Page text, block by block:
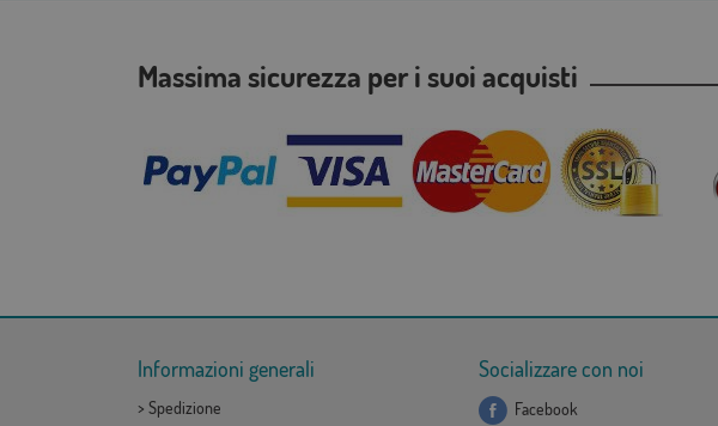
Massima sicurezza per i suoi acquisti
Informazioni generali
> Spedizione
Socializzare con noi
Facebook